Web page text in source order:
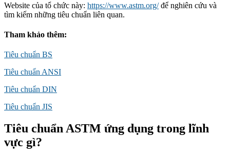
Website của tổ chức này: https://www.astm.org/để nghiên cứu và
tìm kiếm những tiêu chuẩn liên quan.
Tham khảo thêm:
Tiêu chuẩn BS
Tiêu chuẩn ANSI
Tiêu chuẩn DIN
Tiêu chuẩn JIS
Tiêu chuẩn ASTM ứng dụng trong lĩnh
vực gì?